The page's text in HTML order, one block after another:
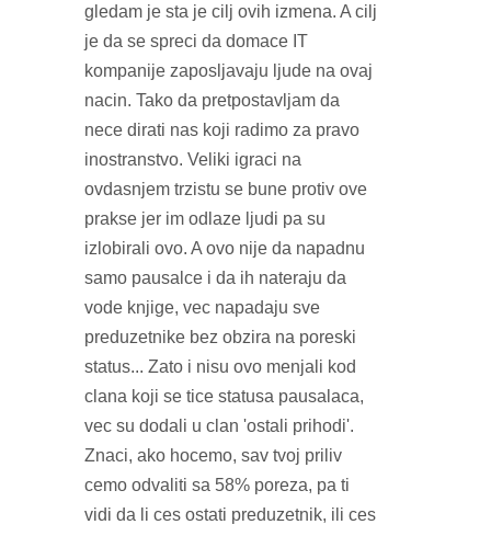
gledam je sta je cilj ovih izmena. A cilj
je da se spreci da domace IT
kompanije zaposljavaju ljude na ovaj
nacin. Tako da pretpostavljam da
nece dirati nas koji radimo za pravo
inostranstvo. Veliki igraci na
ovdasnjem trzistu se bune protiv ove
prakse jer im odlaze ljudi pa su
izlobirali ovo. A ovo nije da napadnu
samo pausalce i da ih nateraju da
vode knjige, vec napadaju sve
preduzetnike bez obzira na poreski
status... Zato i nisu ovo menjali kod
clana koji se tice statusa pausalaca,
vec su dodali u clan 'ostali prihodi'.
Znaci, ako hocemo, sav tvoj priliv
cemo odvaliti sa 58% poreza, pa ti
vidi da li ces ostati preduzetnik, ili ces